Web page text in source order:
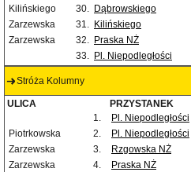
Kilińskiego
30. Dąbrowskiego
Zarzewska
31. Kilińskiego
Zarzewska
32. Praska NŻ
33. Pl. Niepodległości
Stróża Kolumny
ULICA PRZYSTANEK
1.
Pl. Niepodległości
Piotrkowska
2. Pl. Niepodległości
Zarzewska
3. Rzgowska NŻ
Zarzewska
4. Praska NŻ